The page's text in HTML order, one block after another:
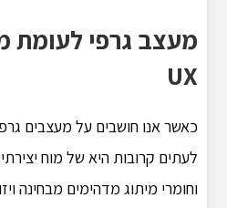
UX
כאשר אנו חושבים על מעצבים
לעתים קרובות היא של מוח
וחומרי מיתוג מדהימים מבחינה